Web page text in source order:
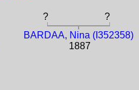
?
?
BARDAA, Nina (I352358)
1887